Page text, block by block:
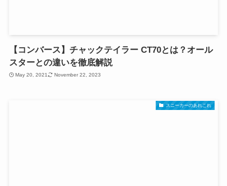
【コンバース】チャックテイラー CT70とは？オール
スターとの違いを徹底解説
May 20, 2021 November 22, 2023
スニーカーのあれこれ